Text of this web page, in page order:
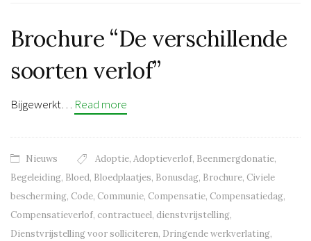
Brochure “De verschillende
soorten verlof”
Bijgewerkt… Read more
Nieuws Adoptie, Adoptieverlof, Beenmergdonatie,
Begeleiding, Bloed, Bloedplaatjes, Bonusdag, Brochure, Civiele
bescherming, Code, Communie, Compensatie, Compensatiedag,
Compensatieverlof, contractueel, dienstvrijstelling,
Dienstvrijstelling voor solliciteren, Dringende werkverlating,